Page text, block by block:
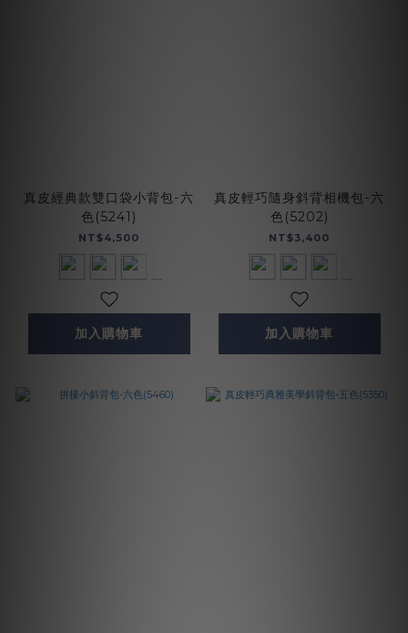
真皮經典款雙口袋小背包-六
色(5241)
NT$4,500
加入購物車
真皮輕巧隨身斜背相機包-六
色(5202)
NT$3,400
加入購物車